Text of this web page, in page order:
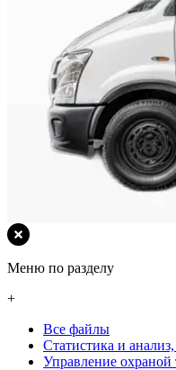
Меню по разделу
+
Все файлы
Статистика и
Управление охраной